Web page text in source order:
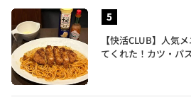
【快活CLUB】人気
てくれた！カツ・パ